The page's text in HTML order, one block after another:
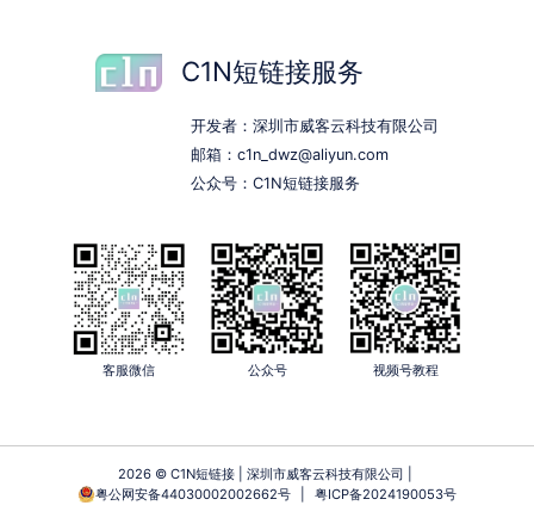
C1N短链接服务
开发者：深圳市威客云科技有限公司
邮箱：c1n_dwz@aliyun.com
公众号：C1N短链接服务
客服微信 公众号 视频号教程
2026 © C1N短链接 | 深圳市威客云科技有限公司 |
粤公网安备44030002002662号
粤ICP备2024190053号